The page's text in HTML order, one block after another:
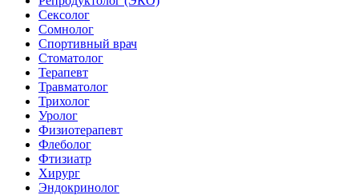
Сексолог
Сомнолог
Спортивный врач
Стоматолог
Терапевт
Травматолог
Трихолог
Уролог
Физиотерапевт
Флеболог
Фтизиатр
Хирург
Эндокринолог